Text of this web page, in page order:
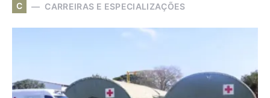
C CARREIRAS E ESPECIALIZAÇÕES